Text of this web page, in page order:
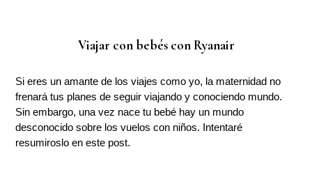
Viajar con bebés con Ryanair
Si eres un amante de los viajes como yo, la maternidad no
frenará tus planes de seguir viajando y conociendo mundo.
Sin embargo, una vez nace tu bebé hay un mundo
desconocido sobre los vuelos con niños. Intentaré
resumiroslo en este post.